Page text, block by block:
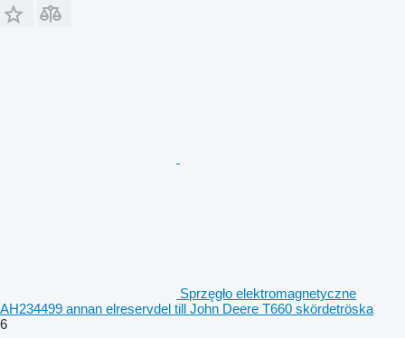
Sprzęgło elektromagnetyczne
AH234499 annan elreservdel till John Deere T660 skördetröska
6